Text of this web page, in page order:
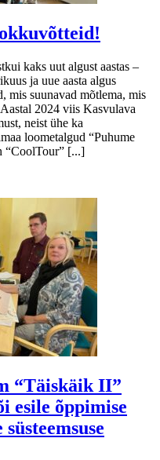
kaks uut algust aastas –
ja uue aasta algus
mis suunavad mõtlema, mis
2024 viis Kasvulava
neist ühe ka
loometalgud “Puhume
“CoolTour” [...]
“Täiskäik II”
esile õppimise